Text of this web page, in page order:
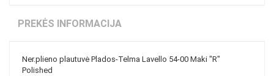
PREKĖS INFORMACIJA
Ner.plieno plautuvė Plados-Telma Lavello 54-00 Maki "R"
Polished